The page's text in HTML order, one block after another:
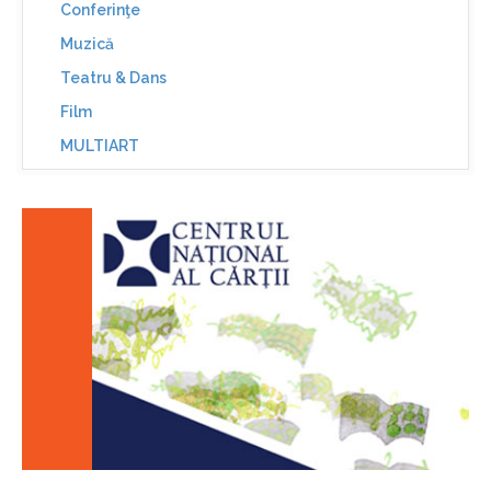
Conferinţe
Muzică
Teatru & Dans
Film
MULTIART